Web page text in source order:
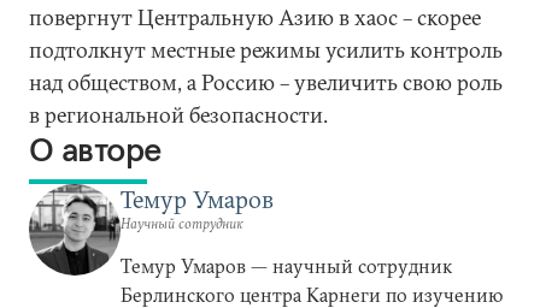
повергнут Центральную Азию в хаос – скорее
подтолкнут местные режимы усилить контроль
над обществом, а Россию – увеличить свою роль
в региональной безопасности.
О авторе
Темур Умаров
Научный сотрудник
Темур Умаров — научный сотрудник
Берлинского центра Карнеги по изучению